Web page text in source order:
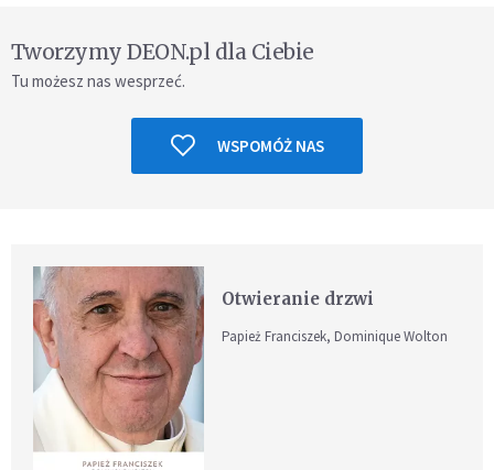
Tworzymy DEON.pl dla Ciebie
Tu możesz nas wesprzeć.
WSPOMÓŻ NAS
Otwieranie drzwi
Papież Franciszek, Dominique Wolton